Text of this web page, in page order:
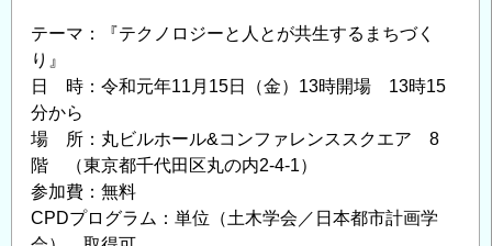
テーマ：『テクノロジーと人とが共生するまちづく
り』
日 時：令和元年11月15日（金）13時開場 13時15
分から
場 所：丸ビルホール&コンファレンススクエア 8
階 （東京都千代田区丸の内2-4-1）
参加費：無料
CPDプログラム：単位（土木学会／日本都市計画学